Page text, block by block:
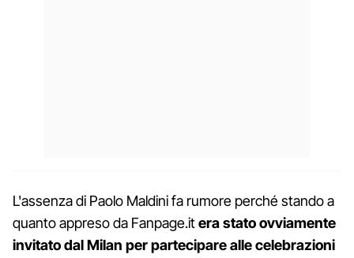
L'assenza di Paolo Maldini fa rumore perché stando a
quanto appreso da Fanpage.itera stato ovviamente
invitato dal Milan per partecipare alle celebrazioni